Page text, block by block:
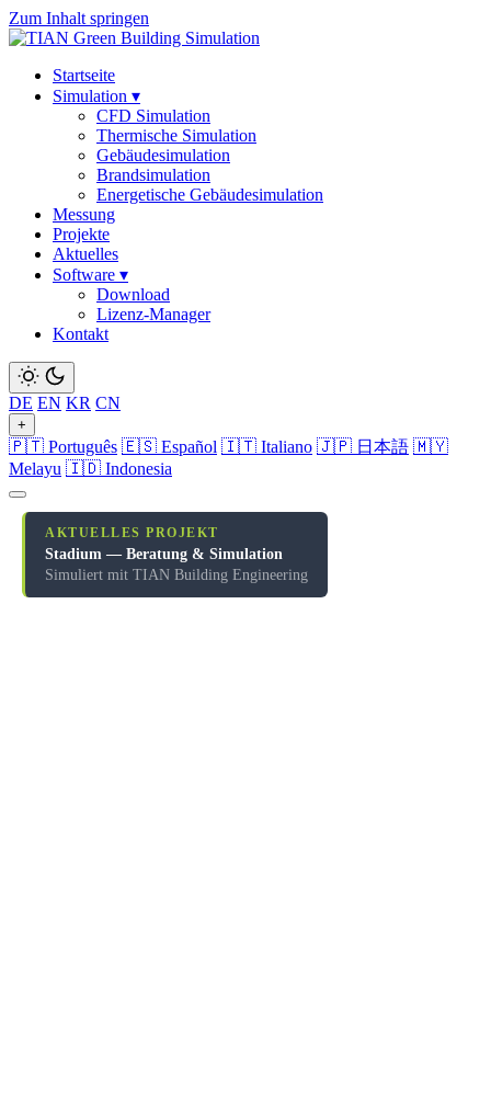
Zum Inhalt springen
Startseite
Simulation ▾
CFD Simulation
Thermische Simulation
Gebäudesimulation
Brandsimulation
Energetische Gebäudesimulation
Messung
Projekte
Aktuelles
Software ▾
Download
Lizenz-Manager
Kontakt
DE EN KR CN
+
🇵🇹 Português 🇪🇸 Español 🇮🇹 Italiano 🇯🇵 日本語 🇲🇾
Melayu 🇮🇩 Indonesia
AKTUELLES PROJEKT
Stadium — Beratung & Simulation
Simuliert mit TIAN Building Engineering